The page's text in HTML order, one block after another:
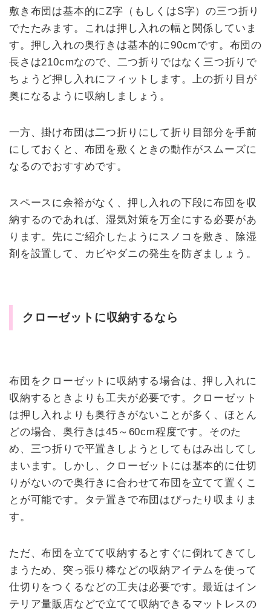
敷き布団は基本的にZ字（もしくはS字）の三つ折り
でたたみます。これは押し入れの幅と関係していま
す。押し入れの奥行きは基本的に90cmです。布団の
長さは210cmなので、二つ折りではなく三つ折りで
ちょうど押し入れにフィットします。上の折り目が
奥になるように収納しましょう。
一方、掛け布団は二つ折りにして折り目部分を手前
にしておくと、布団を敷くときの動作がスムーズに
なるのでおすすめです。
スペースに余裕がなく、押し入れの下段に布団を収
納するのであれば、湿気対策を万全にする必要があ
ります。先にご紹介したようにスノコを敷き、除湿
剤を設置して、カビやダニの発生を防ぎましょう。
クローゼットに収納するなら
布団をクローゼットに収納する場合は、押し入れに
収納するときよりも工夫が必要です。クローゼット
は押し入れよりも奥行きがないことが多く、ほとん
どの場合、奥行きは45～60cm程度です。そのた
め、三つ折りで平置きしようとしてもはみ出してし
まいます。しかし、クローゼットには基本的に仕切
りがないので奥行きに合わせて布団を立てて置くこ
とが可能です。タテ置きで布団はぴったり収まりま
す。
ただ、布団を立てて収納するとすぐに倒れてきてし
まうため、突っ張り棒などの収納アイテムを使って
仕切りをつくるなどの工夫は必要です。最近はイン
テリア量販店などで立てて収納できるマットレスの